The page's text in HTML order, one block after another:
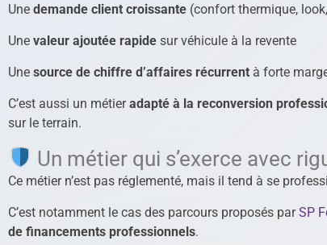
Une demande client croissante (confort thermique,
Une valeur ajoutée rapide sur véhicule à la revente
Une source de chiffre d’affaires récurrent à forte
C’est aussi un métieradapté à la reconversion
sur le terrain.
Un métier qui s’exerce avec
Ce métier n’est pas réglementé, mais il tend à se
C’est notamment le cas des parcours proposés parSP
de financements professionnels.